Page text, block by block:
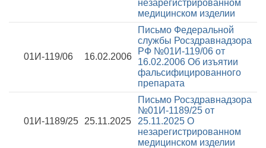
незарегистрированном
медицинском изделии
01И-119/06 16.02.2006
Письмо Федеральной
службы Росздравнадзора
РФ №01И-119/06 от
16.02.2006 Об изъятии
фальсифицированного
препарата
01И-1189/25 25.11.2025
Письмо Росздравнадзора
№01И-1189/25 от
25.11.2025 О
незарегистрированном
медицинском изделии